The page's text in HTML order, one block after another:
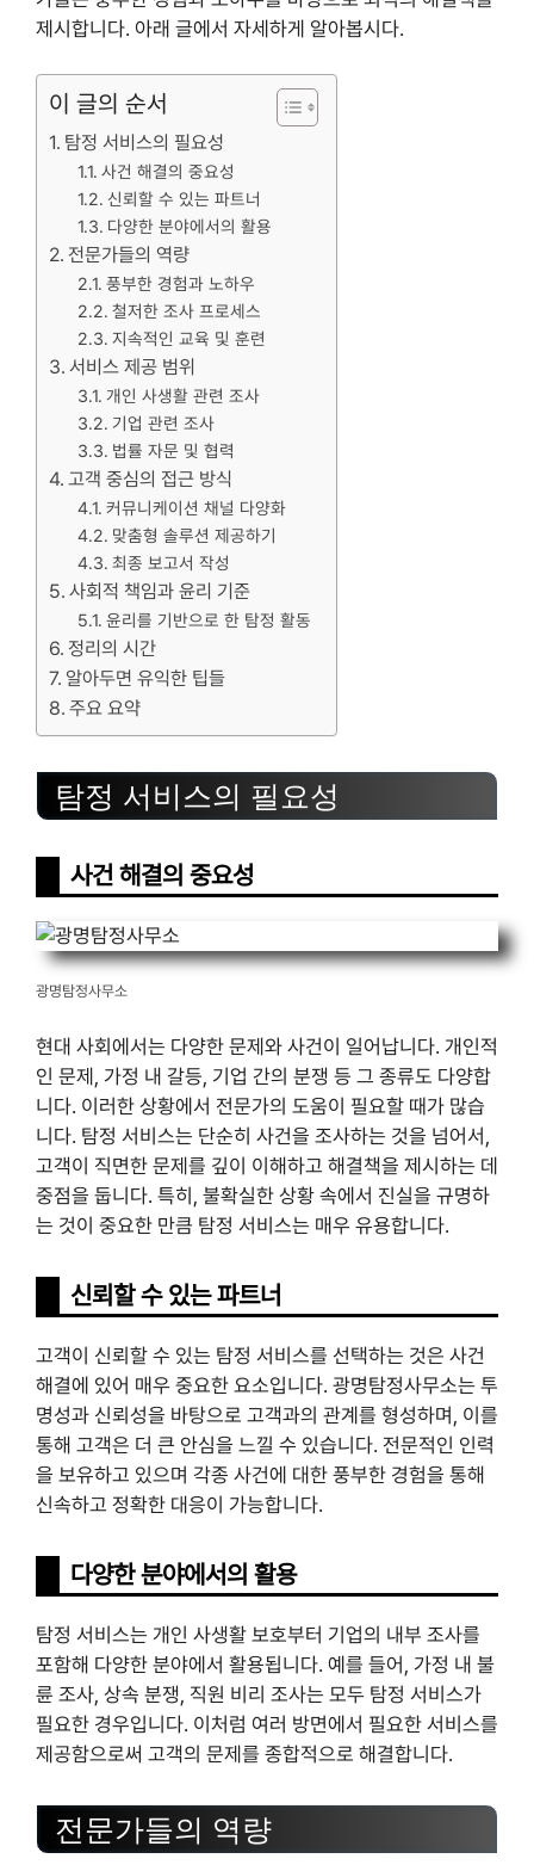
제시합니다. 아래 글에서 자세하게 알아봅시다.
이 글의 순서
탐정 서비스의 필요성
사건 해결의 중요성
신뢰할 수 있는 파트너
다양한 분야에서의 활용
전문가들의 역량
풍부한 경험과 노하우
철저한 조사 프로세스
지속적인 교육 및 훈련
서비스 제공 범위
개인 사생활 관련 조사
기업 관련 조사
법률 자문 및 협력
고객 중심의 접근 방식
커뮤니케이션 채널 다양화
맞춤형 솔루션 제공하기
최종 보고서 작성
사회적 책임과 윤리 기준
윤리를 기반으로 한 탐정 활동
정리의 시간
알아두면 유익한 팁들
주요 요약
탐정 서비스의 필요성
사건 해결의 중요성
광명탐정사무소
현대 사회에서는 다양한 문제와 사건이 일어납니다. 개인적
인 문제, 가정 내 갈등, 기업 간의 분쟁 등 그 종류도 다양합
니다. 이러한 상황에서 전문가의 도움이 필요할 때가 많습
니다. 탐정 서비스는 단순히 사건을 조사하는 것을 넘어서,
고객이 직면한 문제를 깊이 이해하고 해결책을 제시하는 데
중점을 둡니다. 특히, 불확실한 상황 속에서 진실을 규명하
는 것이 중요한 만큼 탐정 서비스는 매우 유용합니다.
신뢰할 수 있는 파트너
고객이 신뢰할 수 있는 탐정 서비스를 선택하는 것은 사건
해결에 있어 매우 중요한 요소입니다. 광명탐정사무소는 투
명성과 신뢰성을 바탕으로 고객과의 관계를 형성하며, 이를
통해 고객은 더 큰 안심을 느낄 수 있습니다. 전문적인 인력
을 보유하고 있으며 각종 사건에 대한 풍부한 경험을 통해
신속하고 정확한 대응이 가능합니다.
다양한 분야에서의 활용
탐정 서비스는 개인 사생활 보호부터 기업의 내부 조사를
포함해 다양한 분야에서 활용됩니다. 예를 들어, 가정 내 불
륜 조사, 상속 분쟁, 직원 비리 조사는 모두 탐정 서비스가
필요한 경우입니다. 이처럼 여러 방면에서 필요한 서비스를
제공함으로써 고객의 문제를 종합적으로 해결합니다.
전문가들의 역량